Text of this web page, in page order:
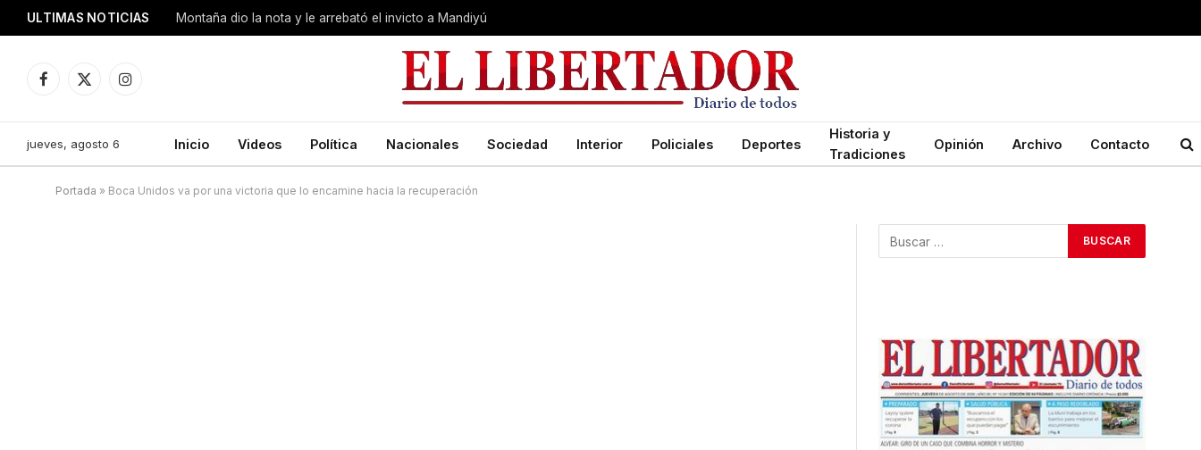
ULTIMAS NOTICIAS Montaña dio la nota y le arrebató el invicto a Mandiyú
Facebook
X
Instagram
jueves, agosto 6 Inicio Videos Política Nacionales Sociedad Interior Policiales Deportes
Historia y
Tradiciones
Opinión Archivo Contacto
Portada » Boca Unidos va por una victoria que lo encamine hacia la recuperación